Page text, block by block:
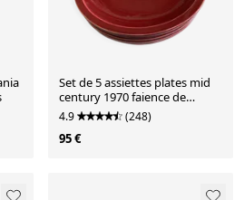
Set de 5 assiettes plates mid
century 1970 faience de
Longchamp
4.9 (248)
95 €